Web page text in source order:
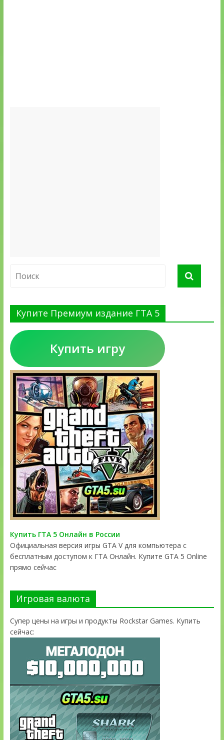
Купите Премиум издание ГТА 5
Купить игру
Купить ГТА 5 Онлайн в России
Официальная версия игры GTA V для компьютера с
бесплатным доступом к ГТА Онлайн. Купите GTA 5 Online
прямо сейчас
Игровая валюта
Супер цены на игры и продукты Rockstar Games. Купить
сейчас: